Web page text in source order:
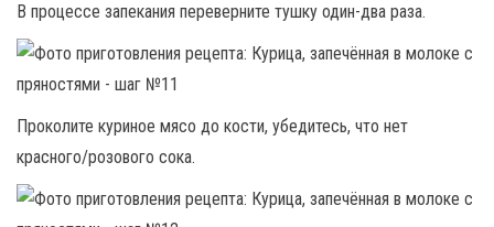
В процессе запекания переверните тушку один-два раза.
Проколите куриное мясо до кости, убедитесь, что нет
красного/розового сока.